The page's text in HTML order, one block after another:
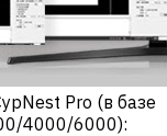
Pro (в базе
4000/6000):